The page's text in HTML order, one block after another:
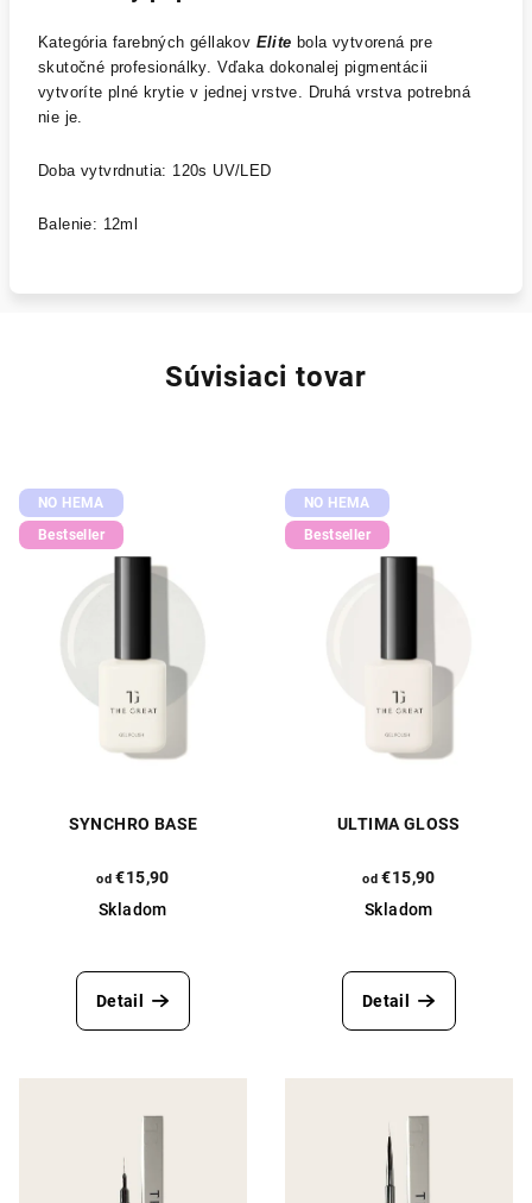
Kategória farebných géllakov Elite bola vytvorená pre
skutočné profesionálky. Vďaka dokonalej pigmentácii
vytvoríte plné krytie v jednej vrstve. Druhá vrstva potrebná
nie je.
Doba vytvrdnutia: 120s UV/LED
Balenie: 12ml
Súvisiaci tovar
NO HEMA
Bestseller
SYNCHRO BASE
od €15,90
Skladom
hodnotenie
produktu
hviezdičiek.
Detail
NO HEMA
Bestseller
ULTIMA GLOSS
od €15,90
Skladom
hodnotenie
produktu
hviezdičiek.
Detail